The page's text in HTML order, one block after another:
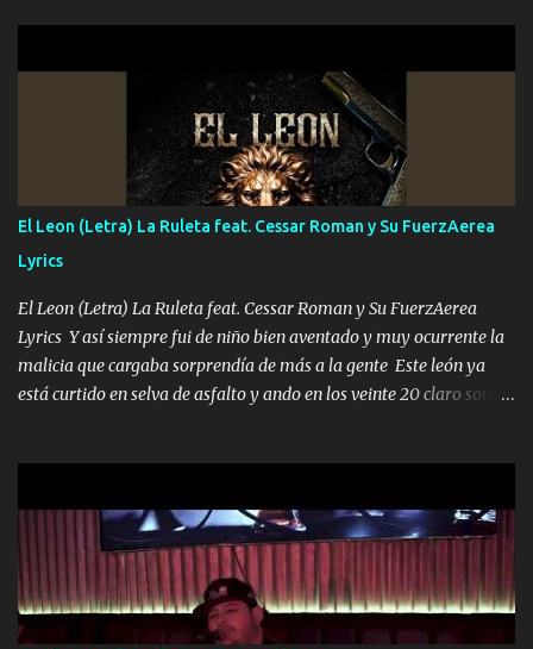
ni tampoco las mujeres porque es platica de grandes por eso hay
que estar alegres doy las instrucciones para atender los deberes
Música Si es que salta algún problema de confianza tengo gente
ahí está el Hombre Cuarenta y también Pariente 7 arreglan
cualquier problema no más es cuestión que ordené NOS HACE
FALTA UN HERMANO DE CLAVE ERA EL 24 SIEMPRE FUE UN
HOMBRE VALIENTE POR ALGO M'URIÓ PELEAND0 SIEMPRE
VIO POR LA FAMILIA PARA QUE SIGA EL LEGADO Es el DOS de
los HERMANOS un cerebro inteligente y com...
El Leon (Letra) La Ruleta feat. Cessar Roman y Su FuerzAerea
Lyrics
El Leon (Letra) La Ruleta feat. Cessar Roman y Su FuerzAerea
Lyrics Y así siempre fui de niño bien aventado y muy ocurrente la
malicia que cargaba sorprendía de más a la gente Este león ya
está curtido en selva de asfalto y ando en los veinte 20 claro son
pa más pues hay charola les voy a dar hasta topar pues no hay de
otra Música Surcando bien mi camino voy por mi línea no veo a
los lados aquel que no corre vuela no se me duerm voy chicoteado
Ya pasé varias hazañas ya tienen rato que me agarran el colmillo
de este León los estatales no sé esperaron Al tiro esta la PrimiZa